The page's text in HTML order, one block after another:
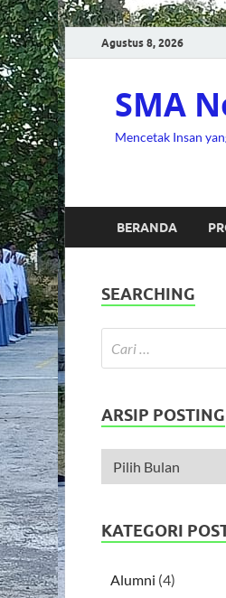
Agustus 8, 2026
SMA
Mencetak Insan
BERANDA
SEARCHING
ARSIP POSTING
KATEGORI
Alumni (4)